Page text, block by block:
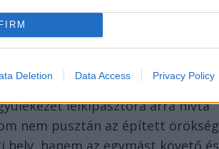
Deletion Data Access Privacy Policy
lelkipásztora arra hívta
nem pusztán az épített örökség
hanem az egymást követő és